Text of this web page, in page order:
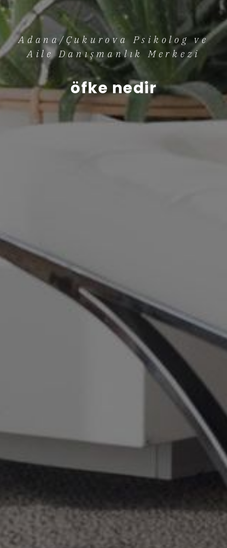
Adana/Çukurova Psikolog ve
Aile Danışmanlık Merkezi
öfke nedir